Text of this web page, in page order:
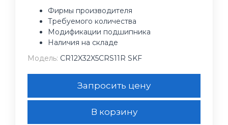
Фирмы производителя
Требуемого количества
Модификации подшипника
Наличия на складе
Модель: CR12X32X5CRS11R SKF
Запросить цену
В корзину